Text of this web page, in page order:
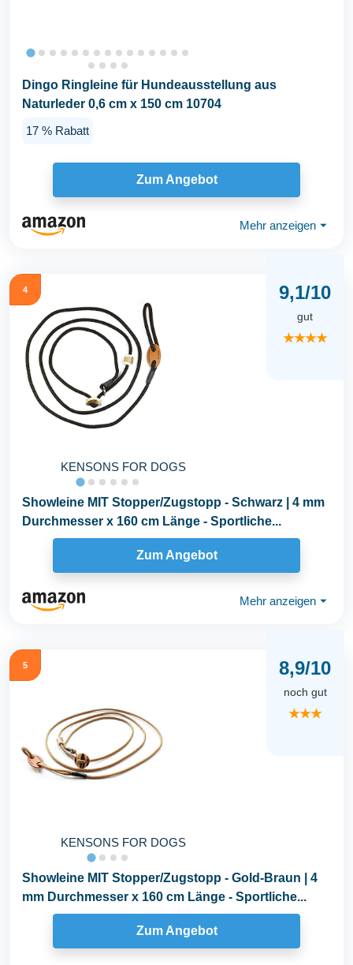
Dingo Ringleine für Hundeausstellung aus
Naturleder 0,6 cm x 150 cm 10704
17 % Rabatt
Zum Angebot
Mehr anzeigen ⏷
4
KENSONS FOR DOGS
9,1/10
gut
★★★★
Showleine MIT Stopper/Zugstopp - Schwarz | 4 mm
Durchmesser x 160 cm Länge - Sportliche...
Zum Angebot
Mehr anzeigen ⏷
5
KENSONS FOR DOGS
8,9/10
noch gut
★★★
Showleine MIT Stopper/Zugstopp - Gold-Braun | 4
mm Durchmesser x 160 cm Länge - Sportliche...
Zum Angebot